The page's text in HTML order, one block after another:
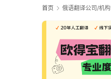
首页 俄语翻译公司/机构